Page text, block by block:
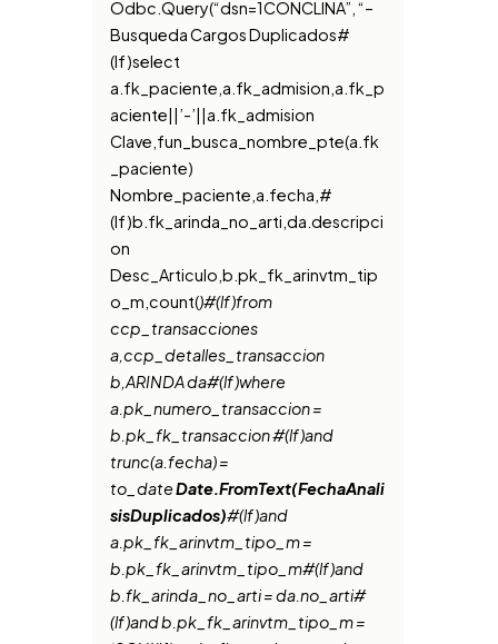
Odbc.Query(“dsn=1CONCLINA”, “–
Busqueda Cargos Duplicados#
(lf)select
a.fk_paciente,a.fk_admision,a.fk_p
aciente||’-’||a.fk_admision
Clave,fun_busca_nombre_pte(a.fk
_paciente)
Nombre_paciente,a.fecha,#
(lf)b.fk_arinda_no_arti,da.descripci
on
Desc_Articulo,b.pk_fk_arinvtm_tip
o_m,count()#(lf)from
ccp_transacciones
a,ccp_detalles_transaccion
b,ARINDA da#(lf)where
a.pk_numero_transaccion =
b.pk_fk_transaccion #(lf)and
trunc(a.fecha) =
to_dateDate.FromText(FechaAnali
sisDuplicados)#(lf)and
a.pk_fk_arinvtm_tipo_m =
b.pk_fk_arinvtm_tipo_m#(lf)and
b.fk_arinda_no_arti = da.no_arti#
(lf)and b.pk_fk_arinvtm_tipo_m =